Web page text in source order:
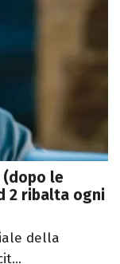
(dopo le
2 ribalta ogni
della